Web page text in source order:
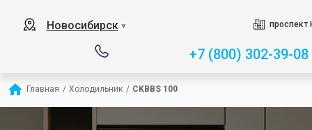
Новосибирск ▼ проспект
+7 (800) 302-39-08
Главная / Холодильник / CKBBS 100